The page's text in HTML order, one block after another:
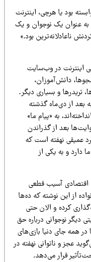
یا هرچی، اینترنت
یک نوجوان و یک
بود.»
در وب‌سایت
دانش‌آموزان،
و بسیاری دیگر.
دی‌ماه گذشته
به «پیام ما»
از گذراندن
نهفته است که
و به یکی از
آسیب قطعی
این نوشته که ده‌ها
و الان حتی
نوجوانی درباره حق
جای دنیا بازی‌های
و ناتوانی نهفته در
قرار می‌دهد.